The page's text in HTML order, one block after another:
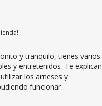
y tranquilo, tienes varios
y entretenidos. Te explican
los arneses y
funcionar